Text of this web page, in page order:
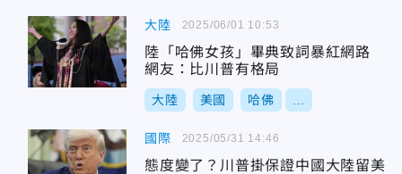
大陸
陸「哈佛女孩」畢典致詞暴紅網路
網友：比川普有格局
大陸 美國 哈佛
2025/06/01 10:53
國際
態度變了？川普掛保證中國大陸留美
2025/05/31 14:46